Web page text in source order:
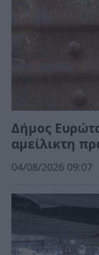
Δήμος
αμείλικτη
04/08/2026 09:07